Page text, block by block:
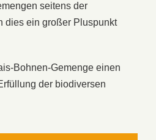
seitens der
dies ein großer Pluspunkt
Bohnen-Gemenge einen
der biodiversen